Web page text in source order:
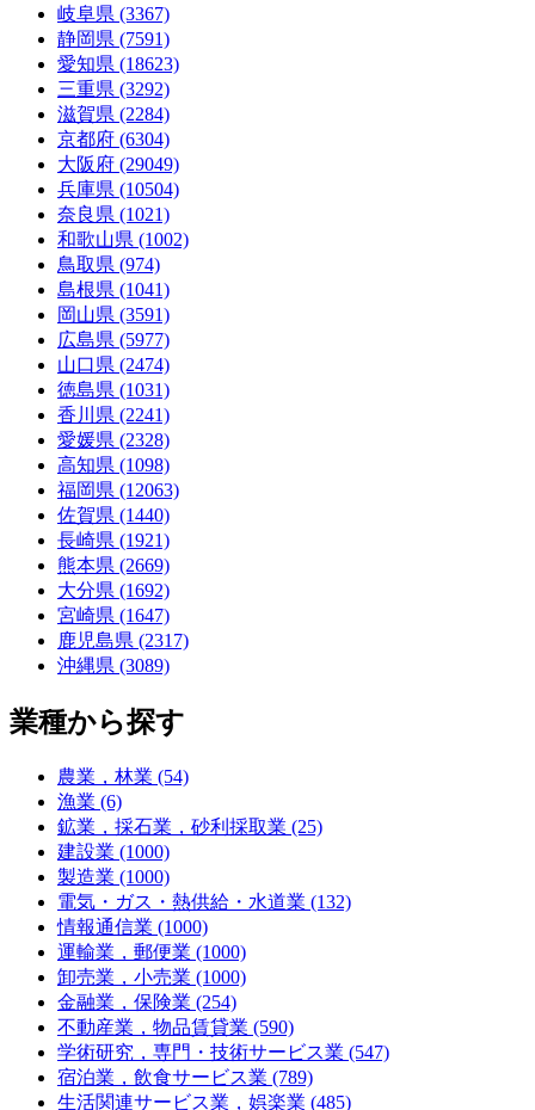
岐阜県 (3367)
静岡県 (7591)
愛知県 (18623)
三重県 (3292)
滋賀県 (2284)
京都府 (6304)
大阪府 (29049)
兵庫県 (10504)
奈良県 (1021)
和歌山県 (1002)
鳥取県 (974)
島根県 (1041)
岡山県 (3591)
広島県 (5977)
山口県 (2474)
徳島県 (1031)
香川県 (2241)
愛媛県 (2328)
高知県 (1098)
福岡県 (12063)
佐賀県 (1440)
長崎県 (1921)
熊本県 (2669)
大分県 (1692)
宮崎県 (1647)
鹿児島県 (2317)
沖縄県 (3089)
業種から探す
農業，林業 (54)
漁業 (6)
鉱業，採石業，砂利採取業 (25)
建設業 (1000)
製造業 (1000)
電気・ガス・熱供給・水道業 (132)
情報通信業 (1000)
運輸業，郵便業 (1000)
卸売業，小売業 (1000)
金融業，保険業 (254)
不動産業，物品賃貸業 (590)
学術研究，専門・技術サービス業 (547)
宿泊業，飲食サービス業 (789)
生活関連サービス業，娯楽業 (485)